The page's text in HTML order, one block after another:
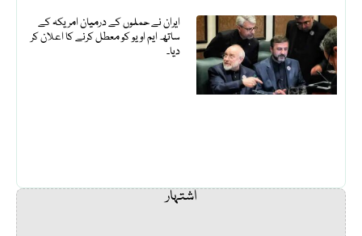
ایران نے حملوں کے درمیان امریکہ کے
ساتھ ایم او یو کو معطل کرنے کا اعلان کر
دیا۔
اشتہار